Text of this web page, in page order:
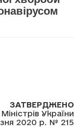
ЗАТВЕРДЖЕНО
України
2020 р. № 215